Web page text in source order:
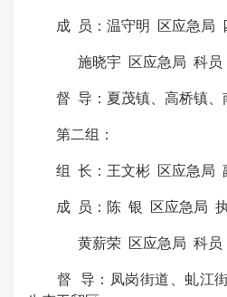
成 员： 温守明 区应急局
施晓宇 区应急局 科员
督 导：夏茂镇、高桥镇、
第二组：
组 长：王文彬 区应急局
成 员：陈 银 区应急局 执
黄薪荣 区应急局 科员
督 导：凤岗街道、虬江街